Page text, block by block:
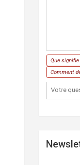
Que signifie
Comment